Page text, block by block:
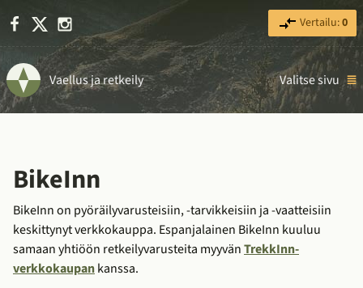
Facebook Instagram Vertailu:0
Vaellus ja retkeily Valitse sivu
BikeInn
BikeInn on pyöräilyvarusteisiin, -tarvikkeisiin ja -vaatteisiin
keskittynyt verkkokauppa. Espanjalainen BikeInn kuuluu
samaan yhtiöön retkeilyvarusteita myyvänTrekkInn-
verkkokaupankanssa.